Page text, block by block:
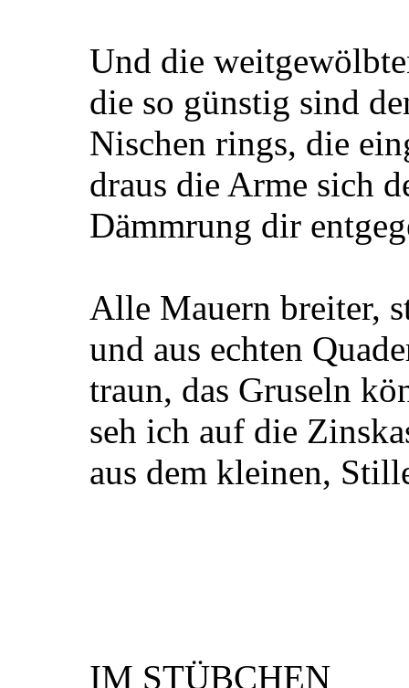
Und die
die so günstig sind
Nischen rings, die
draus die Arme sich
Dämmrung dir
Alle Mauern breiter,
und aus echten
traun, das Gruseln
seh ich auf die
aus dem kleinen,
IM STÜBCHEN